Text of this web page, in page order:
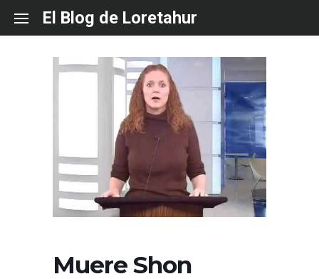
content
El Blog de Loretahur
Muere Shon